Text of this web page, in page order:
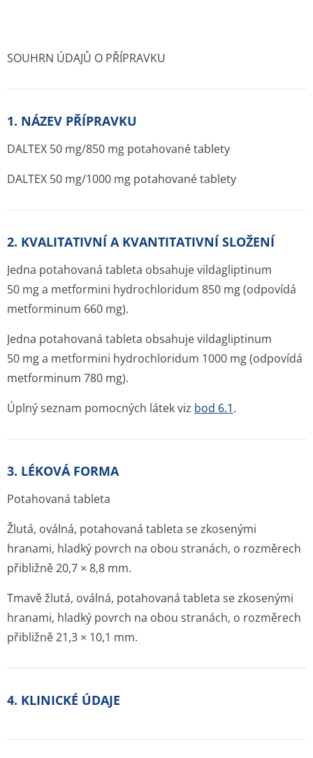
SOUHRN ÚDAJŮ O PŘÍPRAVKU
1. NÁZEV PŘÍPRAVKU
DALTEX 50 mg/850 mg potahované tablety
DALTEX 50 mg/1000 mg potahované tablety
2. KVALITATIVNÍ A KVANTITATIVNÍ SLOŽENÍ
Jedna potahovaná tableta obsahuje vildagliptinum
50 mg a metformini hydrochloridum 850 mg (odpovídá
metforminum 660 mg).
Jedna potahovaná tableta obsahuje vildagliptinum
50 mg a metformini hydrochloridum 1000 mg (odpovídá
metforminum 780 mg).
Úplný seznam pomocných látek viz bod 6.1.
3. LÉKOVÁ FORMA
Potahovaná tableta
Žlutá, oválná, potahovaná tableta se zkosenými
hranami, hladký povrch na obou stranách, o rozměrech
přibližně 20,7 × 8,8 mm.
Tmavě žlutá, oválná, potahovaná tableta se zkosenými
hranami, hladký povrch na obou stranách, o rozměrech
přibližně 21,3 × 10,1 mm.
4. KLINICKÉ ÚDAJE